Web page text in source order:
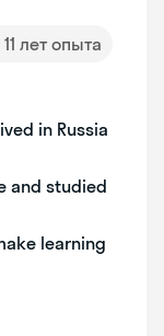
11 лет опыта
in Russia
and studied
learning